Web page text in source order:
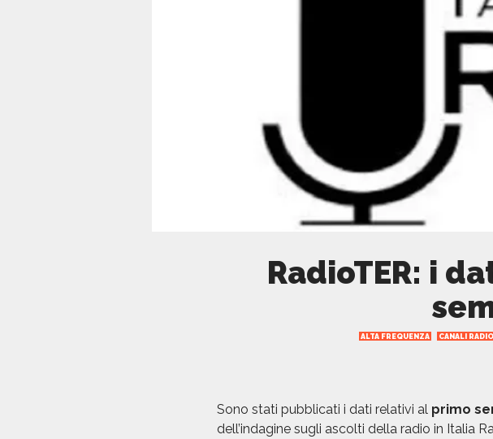
RadioTER: i
ALTA FREQUENZA CANALI RADIO
Sono stati pubblicati i dati relativi al primo
dell’indagine sugli ascolti della radio in Italia